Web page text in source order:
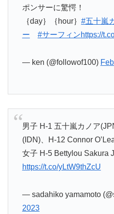
ポンサーに驚愕！
｛day｝｛hour｝ #五十嵐
ー
#サーフィンhttps://
— ken (@followof100)
男子 H-1 五十嵐カノア
(IDN)、H-12 Connor
女子 H-5 Bettylou Sakura
https://t.co/yLtW9thZcU
— sadahiko yamamoto
2023